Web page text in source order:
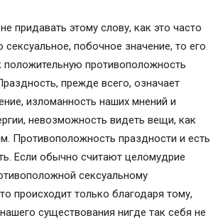
придавать этому слову, как это часто
сексуальное, побочное значение, то его
положительную противоположность
прежде всего, означает
изломанность наших мнений и
невозможность видеть вещи, как
Противоположность праздности и есть
Если обычно считают целомудрие
сексуальному
происходит только благодаря тому,
существования нигде так себя не